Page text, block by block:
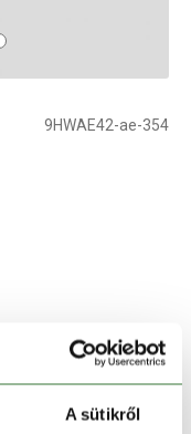
A sütikről
9HWAE42-ae-354